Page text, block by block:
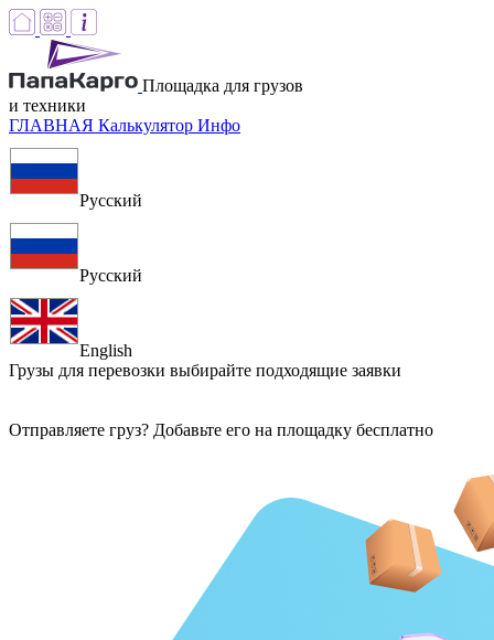
Площадка для грузов
и техники
ГЛАВНАЯ Калькулятор Инфо
Русский
Русский
English
Грузы для перевозки выбирайте подходящие заявки
Отправляете груз? Добавьте его на площадку бесплатно